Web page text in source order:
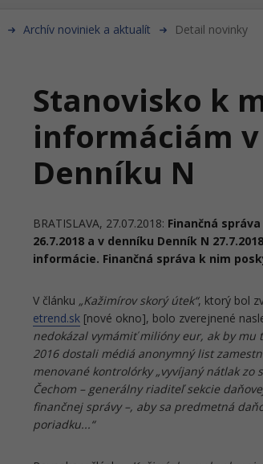
Archív noviniek a aktualít Detail novinky
Stanovisko k
informáciám v
Denníku N
BRATISLAVA, 27.07.2018: Finančná
26.7.2018 a v denníku Denník N
informácie. Finančná správa k nim
V článku „Kažimírov skorý útek“, ktorý bol
etrend.sk [nové okno], bolo zverejnené
nedokázal vymámiť milióny eur, ak by
2016 dostali médiá anonymný list
menované kontrolórky „vyvíjaný nátlak
Čechom – generálny riaditeľ sekcie
finančnej správy –, aby sa predmetná
poriadku...“